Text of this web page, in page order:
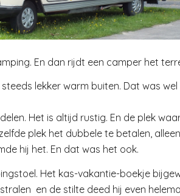
En dan rijdt een camper het
lekker warm buiten. Dat was
Het is altijd rustig. En de plek
plek het dubbele te betalen,
hij het. En dat was het ook.
Het kas-vakantie-boekje
en de stilte deed hij even